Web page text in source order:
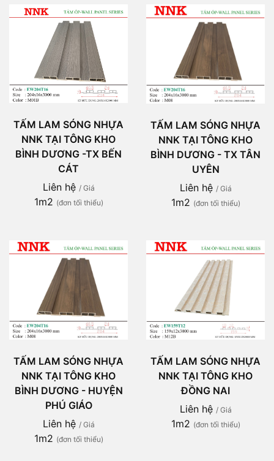
TẤM LAM SÓNG NHỰA
NNK TẠI TÔNG KHO
BÌNH DƯƠNG -TX BẾN
CÁT
Liên hệ / Giá
1m2 (đơn tối thiểu)
TẤM LAM SÓNG NHỰA
NNK TẠI TÔNG KHO
BÌNH DƯƠNG - TX TÂN
UYÊN
Liên hệ / Giá
1m2 (đơn tối thiểu)
TẤM LAM SÓNG NHỰA
NNK TẠI TÔNG KHO
BÌNH DƯƠNG - HUYỆN
PHÚ GIÁO
Liên hệ / Giá
1m2 (đơn tối thiểu)
TẤM LAM SÓNG NHỰA
NNK TẠI TÔNG KHO
ĐỒNG NAI
Liên hệ / Giá
1m2 (đơn tối thiểu)